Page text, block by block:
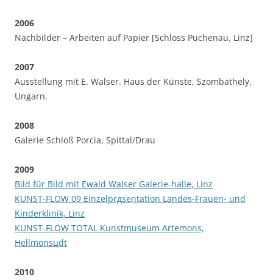
2006
Nachbilder – Arbeiten auf Papier [Schloss Puchenau, Linz]
2007
Ausstellung mit E. Walser. Haus der Künste, Szombathely,
Ungarn.
2008
Galerie Schloß Porcia, Spittal/Drau
2009
Bild für Bild mit Ewald Walser Galerie-halle, Linz
KUNST-FLOW 09 Einzelprдsentation Landes-Frauen- und
Kinderklinik, Linz
KUNST-FLOW TOTAL Kunstmuseum Artemons,
Hellmonsцdt
2010